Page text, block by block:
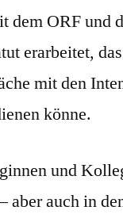
dem ORF und
erarbeitet,
mit den
könne.
und
aber auch in